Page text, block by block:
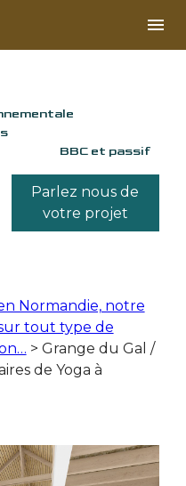
menu
BBC et passif
Parlez nous de
votre projet
Normandie, notre
tout type de
> Grange du Gal /
de Yoga à